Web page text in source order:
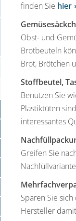
finden Sie hier
Obst- und
Brotbeuteln
Brot, Brötchen
Stoffbeutel,
Benutzen Sie
Plastiktüten
interessantes
Greifen Sie
Sparen Sie
Hersteller